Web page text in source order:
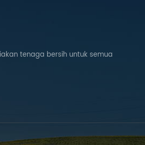
tenaga bersih untuk semua